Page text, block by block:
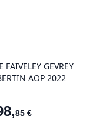
FAIVELEY GEVREY
AOP 2022
,85 €